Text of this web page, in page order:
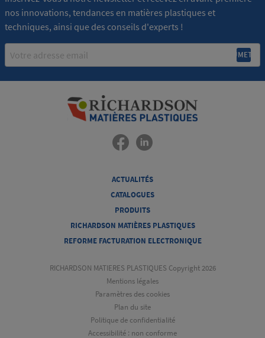
nos innovations, tendances en matières plastiques et
techniques, ainsi que des conseils d'experts !
Email
ACTUALITÉS
CATALOGUES
PRODUITS
RICHARDSON MATIÈRES PLASTIQUES
REFORME FACTURATION ELECTRONIQUE
RICHARDSON MATIERES PLASTIQUES Copyright 2026
Mentions légales
Paramètres des cookies
Plan du site
Politique de confidentialité
Accessibilité : non conforme